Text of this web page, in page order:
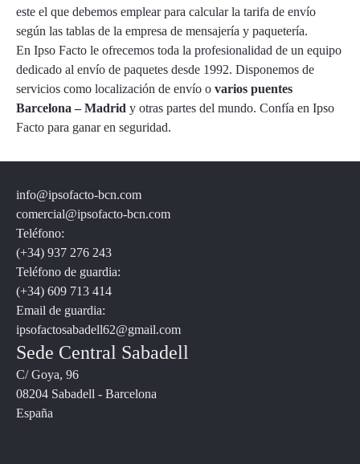
este el que debemos emplear para calcular la tarifa de envío
según las tablas de la empresa de mensajería y paquetería.
En Ipso Facto le ofrecemos toda la profesionalidad de un equipo
dedicado al envío de paquetes desde 1992. Disponemos de
servicios como localización de envío o varios puentes
Barcelona – Madrid y otras partes del mundo. Confía en Ipso
Facto para ganar en seguridad.
info@ipsofacto-bcn.com
comercial@ipsofacto-bcn.com
Teléfono:
(+34) 937 276 243
Teléfono de guardia:
(+34) 609 713 414
Email de guardia:
ipsofactosabadell62@gmail.com
Sede Central Sabadell
C/ Goya, 96
08204 Sabadell - Barcelona
España